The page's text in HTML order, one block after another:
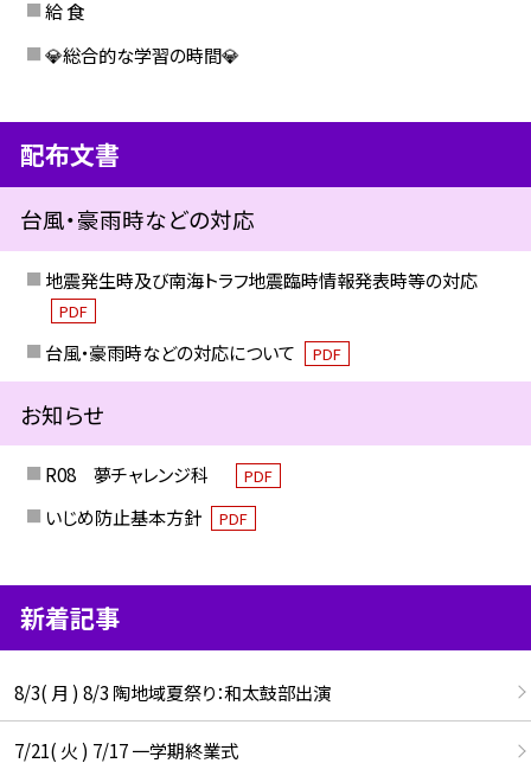
給 食
💎総合的な学習の時間💎
配布文書
台風・豪雨時などの対応
地震発生時及び南海トラフ地震臨時情報発表時等の対応
PDF
台風・豪雨時などの対応について PDF
お知らせ
R08 夢チャレンジ科 PDF
いじめ防止基本方針 PDF
新着記事
8/3( 月 ) 8/3 陶地域夏祭り：和太鼓部出演
7/21( 火 ) 7/17 一学期終業式